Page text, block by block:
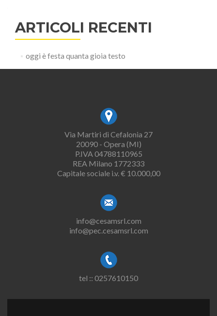
ARTICOLI RECENTI
oggi è festa quanta gioia testo
Via Martiri di Cefalonia 27
20090 - Opera (MI)
P.IVA 04788110965
REA Milano 1772333
Capitale sociale i.v. € 10.000,00
info@cesamsrl.com
info@pec.cesamsrl.com
tel :: 0257610150